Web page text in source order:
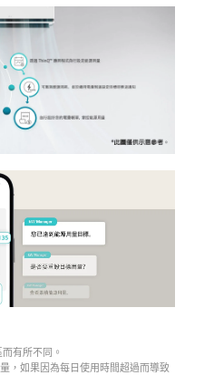
有所不同。
，如果因為每日使用時間超過而導致